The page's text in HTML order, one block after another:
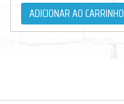
ADICIONAR AO CARRINHO